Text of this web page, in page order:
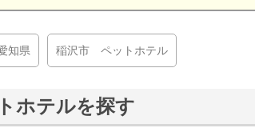
知県 稲沢市 ペットホテル
ホテルを探す